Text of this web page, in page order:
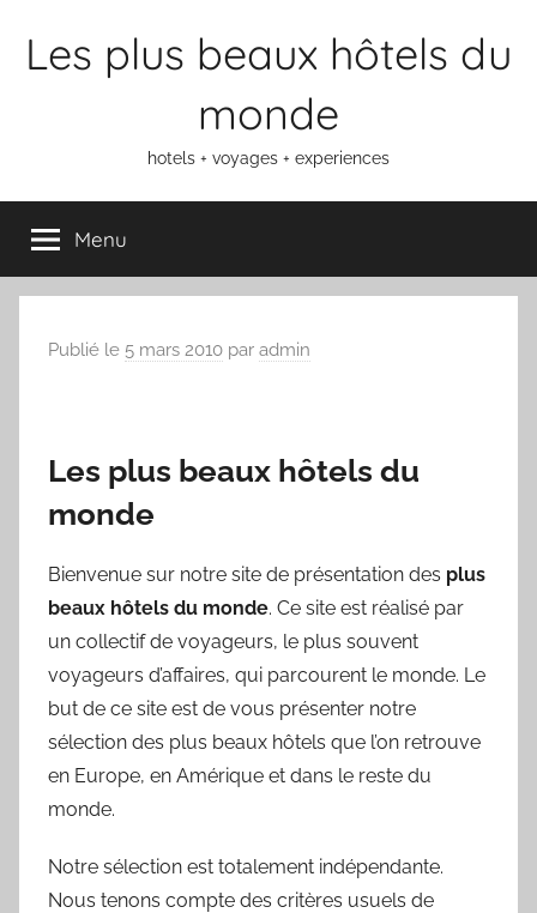
Les plus beaux hôtels du
monde
hotels + voyages + experiences
Menu
Publié le 5 mars 2010 par admin
Les plus beaux hôtels du
monde
Bienvenue sur notre site de présentation des plus
beaux hôtels du monde. Ce site est réalisé par
un collectif de voyageurs, le plus souvent
voyageurs d’affaires, qui parcourent le monde. Le
but de ce site est de vous présenter notre
sélection des plus beaux hôtels que l’on retrouve
en Europe, en Amérique et dans le reste du
monde.
Notre sélection est totalement indépendante.
Nous tenons compte des critères usuels de